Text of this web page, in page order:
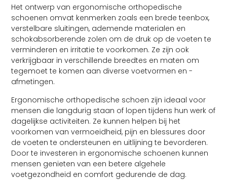
Het ontwerp van ergonomische orthopedische
schoenen omvat kenmerken zoals een brede teenbox,
verstelbare sluitingen, ademende materialen en
schokabsorberende zolen om de druk op de voeten te
verminderen en irritatie te voorkomen. Ze zijn ook
verkrijgbaar in verschillende breedtes en maten om
tegemoet te komen aan diverse voetvormen en -
afmetingen.
Ergonomische orthopedische schoen zijn ideaal voor
mensen die langdurig staan of lopen tijdens hun werk of
dagelijkse activiteiten. Ze kunnen helpen bij het
voorkomen van vermoeidheid, pijn en blessures door
de voeten te ondersteunen en uitlijning te bevorderen.
Door te investeren in ergonomische schoenen kunnen
mensen genieten van een betere algehele
voetgezondheid en comfort gedurende de dag.